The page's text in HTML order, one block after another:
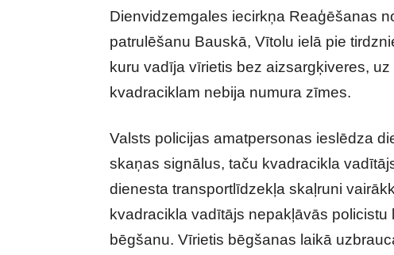
Dienvidzemgales iecirkņa Reaģēšanas
patrulēšanu Bauskā, Vītolu ielā pie
kuru vadīja vīrietis bez aizsargķiveres,
kvadraciklam nebija numura zīmes.
Valsts policijas amatpersonas ieslēdza
skaņas signālus, taču kvadracikla
dienesta transportlīdzekļa skaļruni
kvadracikla vadītājs nepakļāvās
bēgšanu. Vīrietis bēgšanas laikā